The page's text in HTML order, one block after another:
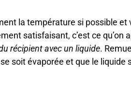
la température si possible et
satisfaisant, c’est ce qu’on
récipient avec un liquide.
se soit évaporée et que le